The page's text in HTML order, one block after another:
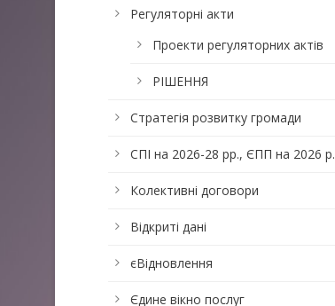
Регуляторні акти
Проекти регуляторних актів
РІШЕННЯ
Стратегія розвитку громади
СПІ на 2026-28 рр., ЄПП на 2026 р.
Колективні договори
Відкриті дані
єВідновлення
Єдине вікно послуг